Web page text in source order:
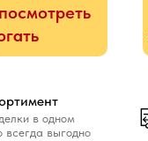
в одном
всегда выгодно